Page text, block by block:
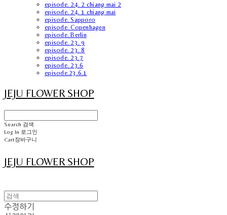
episode. 24. 2 chiang mai 2
episode. 24. 1 chiang mai
episode. Sapporo
episode. Copenhagen
episode. Berlin
episode. 23. 9
episode. 23. 8
episode. 23.7
episode. 23.6
episode.23.6.1
JEJU FLOWER SHOP
Search 검색
Log In 로그인
Cart장바구니
JEJU FLOWER SHOP
수정하기